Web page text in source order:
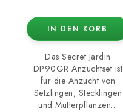
IN DEN KORB
Das Secret Jardin
DP90GR Anzuchtset ist
für die Anzucht von
Setzlingen, Stecklingen
und Mutterpflanzen...